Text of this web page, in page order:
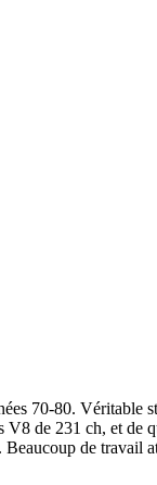
70-80.
de 231 ch, et
de